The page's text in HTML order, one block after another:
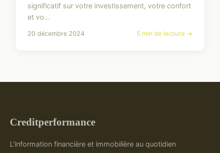
significatif sur votre investissement, votre confort
et vo...
20 décembre 2024 5 min de lecture →
Creditperformance
L'information financière et immobilière au quotidien